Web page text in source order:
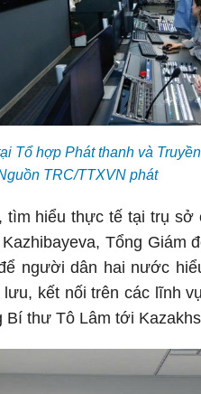
Tổ hợp Phát thanh và
TRC/TTXVN phát
tìm hiểu thực tế tại trụ sở
Tổng Giám
người dân hai nước
kết nối trên các lĩnh
Bí thư Tô Lâm tới